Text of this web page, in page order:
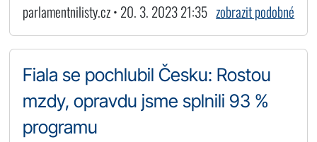
parlamentnilisty.cz • 20. 3. 2023 21:35 zobrazit podobné
Fiala se pochlubil Česku: Rostou
mzdy, opravdu jsme splnili 93 %
programu